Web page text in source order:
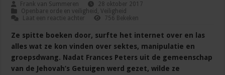
Frank van Summeren
28 oktober 2017
Openbare orde en veiligheid ,Veiligheid
Laat een reactie achter
756 Bekeken
Ze spitte boeken door, surfte het internet over en las
alles wat ze kon vinden over sektes, manipulatie en
groepsdwang. Nadat Frances Peters uit de gemeenschap
van de Jehovah’s Getuigen werd gezet, wilde ze